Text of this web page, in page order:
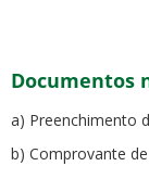
Documentos
a) Preenchimento
b) Comprovante